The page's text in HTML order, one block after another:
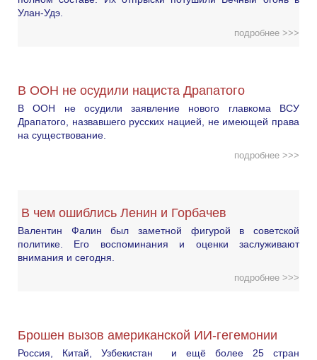
Улан-Удэ.
подробнее >>>
В ООН не осудили нациста Драпатого
В ООН не осудили заявление нового главкома ВСУ
Драпатого, назвавшего русских нацией, не имеющей права
на существование.
подробнее >>>
В чем ошиблись Ленин и Горбачев
Валентин Фалин был заметной фигурой в советской
политике. Его воспоминания и оценки заслуживают
внимания и сегодня.
подробнее >>>
Брошен вызов американской ИИ-гегемонии
Россия, Китай, Узбекистан и ещё более 25 стран